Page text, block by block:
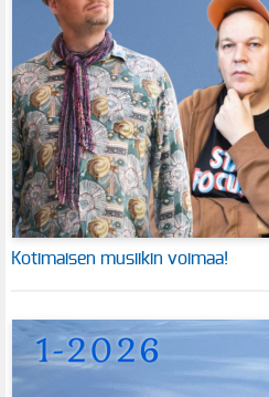
Kotimaisen musiikin voimaa!